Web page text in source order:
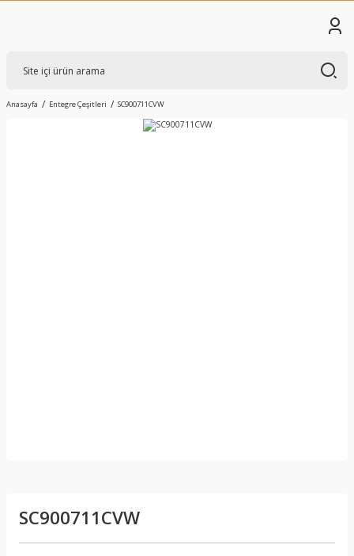
Anasayfa Entegre Çeşitleri SC900711CVW
SC900711CVW